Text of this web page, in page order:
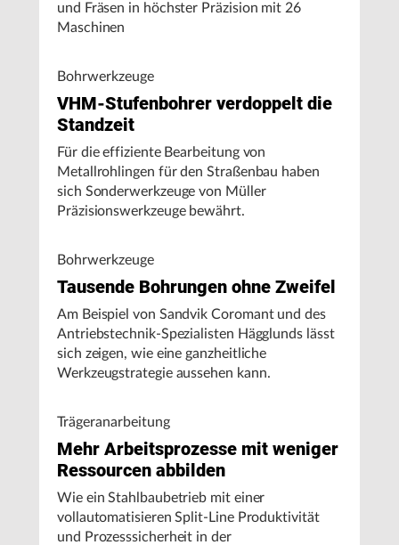
und Fräsen in höchster Präzision mit 26
Maschinen
Bohrwerkzeuge
VHM-Stufenbohrer verdoppelt die
Standzeit
Für die effiziente Bearbeitung von
Metallrohlingen für den Straßenbau haben
sich Sonderwerkzeuge von Müller
Präzisionswerkzeuge bewährt.
Bohrwerkzeuge
Tausende Bohrungen ohne Zweifel
Am Beispiel von Sandvik Coromant und des
Antriebstechnik-Spezialisten Hägglunds lässt
sich zeigen, wie eine ganzheitliche
Werkzeugstrategie aussehen kann.
Trägeranarbeitung
Mehr Arbeitsprozesse mit weniger
Ressourcen abbilden
Wie ein Stahlbaubetrieb mit einer
vollautomatisieren Split-Line Produktivität
und Prozesssicherheit in der